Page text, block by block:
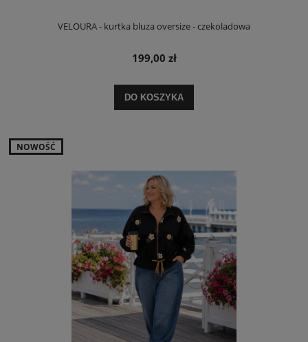
VELOURA - kurtka bluza oversize - czekoladowa
199,00 zł
DO KOSZYKA
NOWOŚĆ